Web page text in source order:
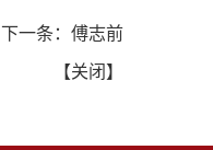
下一条： 傅志前
【关闭 】